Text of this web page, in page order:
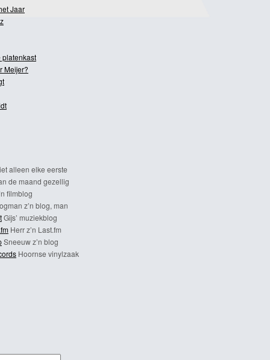
Jaar
platenkast
Meijer?
alleen elke eerste
de maand gezellig
filmblog
z’n blog, man
Gijs’ muziekblog
Herr z’n Last.fm
Sneeuw z’n blog
Hoornse vinylzaak